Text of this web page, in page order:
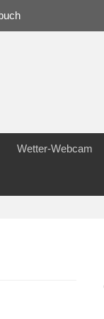
Wetter-Webcam